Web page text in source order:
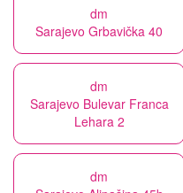
dm
Sarajevo Grbavička 40
dm
Sarajevo Bulevar Franca
Lehara 2
dm